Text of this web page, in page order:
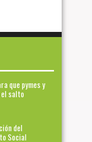
que pymes y
el salto
del
Social